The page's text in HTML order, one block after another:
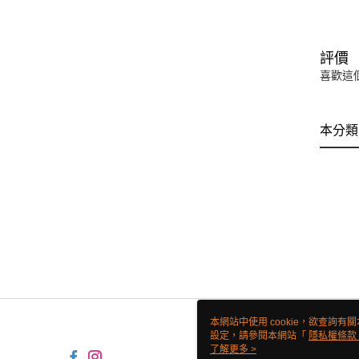
評價
喜歡這
本分
本網站中使用 cookie，欲查詢有
設定，請參閱本網站「 隱私權條款
使用 cookie。
了解更多 >